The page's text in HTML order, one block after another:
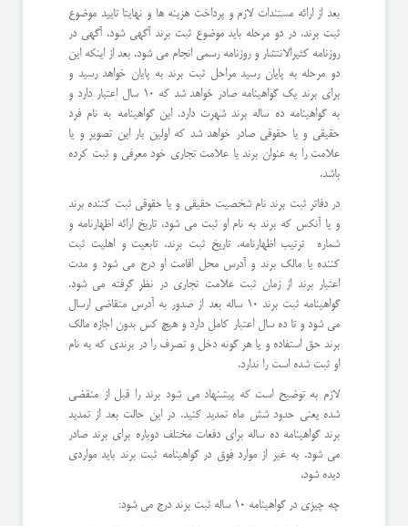
بعد از ارائه مستندات لازم و پرداخت هزینه ها و نهایتا تایید موضوع
ثبت برند، در دو مرحله باید موضوع ثبت برند آگهی شود. آگهی در
روزنامه کثیرالانتشار و روزنامه رسمی انجام می شود. بعد از اینکه این
دو مرحله به پایان رسید مراحل ثبت برند به پایان خواهد رسید و
برای برند یک گواهینامه صادر خواهد شد که 10 سال اعتبار دارد و
به گواهینامه ده ساله برند شهرت دارد. این گواهینامه به نام فرد
حقیقی و یا حقوقی صادر خواهد شد که اولین بار این تصویر و یا
علامت را به عنوان برند یا علامت تجاری خود معرفی و ثبت کرده
باشد.
در دفاتر ثبت برند نام شخصیت حقیقی و یا حقوقی ثبت کننده برند
و یا آنکس که برند به نام او ثبت می شود، تاریخ ارائه اظهارنامه و
شماره ترتیب اظهارنامه، تاریخ ثبت برند، تابعیت و اهلیت ثبت
کننده یا مالک برند و آدرس محل اقامت او درج می شود و مدت
اعتبار برند از زمان ثبت علامت تجاری در نظر گرفته می شود.
گواهینامه ثبت برند 10 ساله بعد از صدور به آدرس متقاضی ارسال
می شود و تا ده سال اعتبار کامل دارد و هیچ کس بدون اجازه مالک
برند حق استفاده و یا هر گونه دخل و تصرف را در برندی که به نام
او ثبت شده است را ندارد.
لازم به توضیح است که پیشنهاد می شود برند را قبل از منقضی
شده یعنی حدود شش ماه تمدید کنید. در این حالت بعد از تمدید
برند گواهینامه ده ساله برای دفعات مختلف دوباره برای برند صادر
می شود. به غیر از موارد فوق در گواهینامه ثبت برند باید مواردی
دیده شود.
چه چیزی در گواهینامه 10 ساله ثبت برند درج می شود: